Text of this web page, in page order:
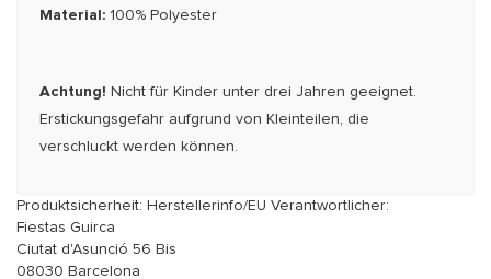
Material: 100% Polyester
Achtung! Nicht für Kinder unter drei Jahren geeignet.
Erstickungsgefahr aufgrund von Kleinteilen, die
verschluckt werden können.
Produktsicherheit: Herstellerinfo/EU Verantwortlicher:
Fiestas Guirca
Ciutat d'Asunció 56 Bis
08030 Barcelona